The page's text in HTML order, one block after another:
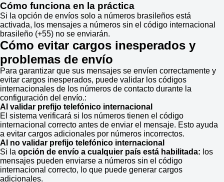
Cómo funciona en la práctica
Si la opción de envíos solo a números brasileños está
activada, los mensajes a números sin el código internacional
brasileño (+55) no se enviarán.
Cómo evitar cargos inesperados y
problemas de envío
Para garantizar que sus mensajes se envíen correctamente y
evitar cargos inesperados, puede validar los códigos
internacionales de los números de contacto durante la
configuración del envío.:
Al validar prefijo telefónico internacional
El sistema verificará si los números tienen el código
internacional correcto antes de enviar el mensaje. Esto ayuda
a evitar cargos adicionales por números incorrectos.
Al no validar prefijo telefónico internacional
Si la opción de envío a cualquier país está habilitada: los
mensajes pueden enviarse a números sin el código
internacional correcto, lo que puede generar cargos
adicionales.